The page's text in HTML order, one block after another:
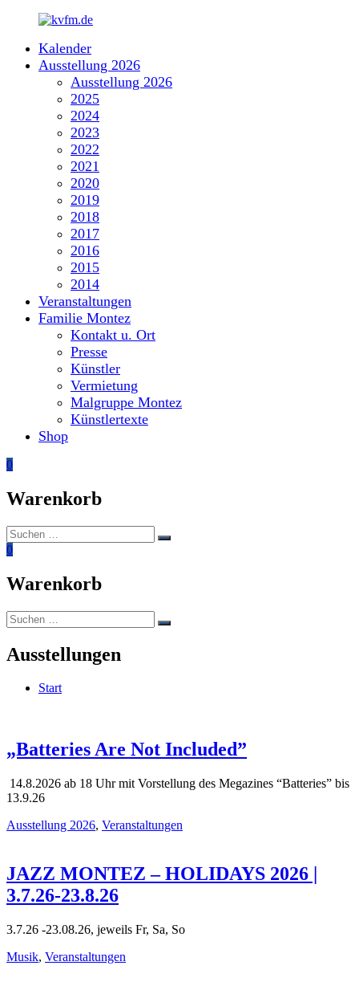
springen
kvfm.de
Kalender
Ausstellung 2026
Ausstellung 2026
2025
2024
2023
2022
2021
2020
2019
2018
2017
2016
2015
2014
Veranstaltungen
Familie Montez
Kontakt u. Ort
Presse
Künstler
Vermietung
Malgruppe Montez
Künstlertexte
Shop
0
Warenkorb
Suchen
nach:
Suchen
0
Warenkorb
Suchen
nach:
Suchen
Ausstellungen
Start
„Batteries Are Not Included”
14.8.2026 ab 18 Uhr mit Vorstellung des Megazines “Batteries” bis
13.9.26
Ausstellung 2026, Veranstaltungen
JAZZ MONTEZ – HOLIDAYS 2026 |
3.7.26-23.8.26
3.7.26 -23.08.26, jeweils Fr, Sa, So
Musik, Veranstaltungen